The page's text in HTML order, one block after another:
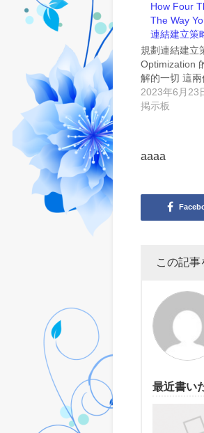
How Four
The Way
連結建立策
規劃連結建立
Optimization
解的一切 這
2023年6月23
掲示板
aaaa
この記事
最近書い